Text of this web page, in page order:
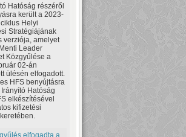
Hatóság részéről
került a 2023-
Helyi
Stratégiájának
verziója, amelyet
Leader
Közgyűlése a
02-án
ülésén elfogadott.
HFS benyújtásra
Irányító Hatóság
elkészítésével
kifizetési
elfogadta a